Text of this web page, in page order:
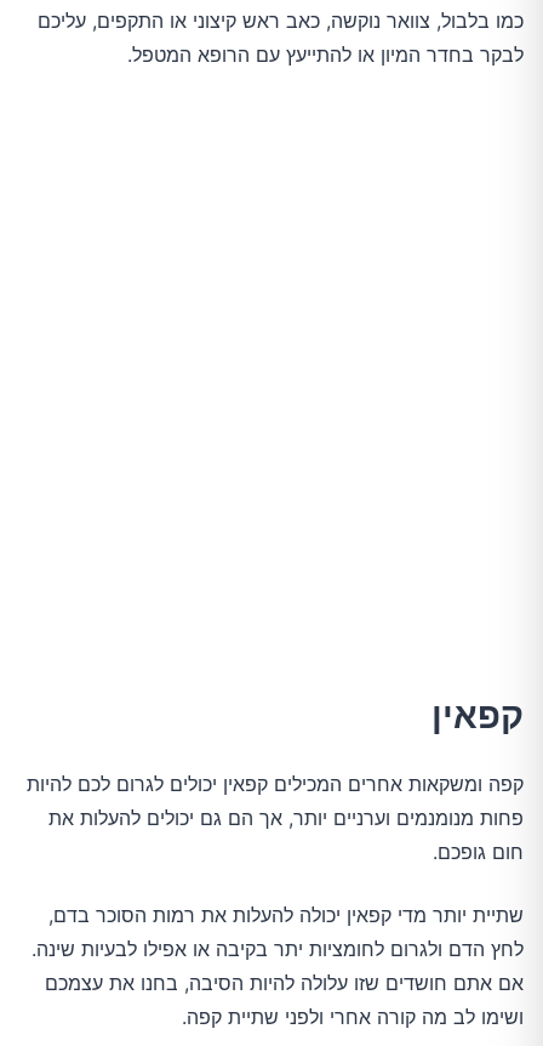
כמו בלבול, צוואר נוקשה, כאב ראש קיצוני או התקפים, עליכם
לבקר בחדר המיון או להתייעץ עם הרופא המטפל.
קפאין
קפה ומשקאות אחרים המכילים קפאין יכולים לגרום לכם להיות
פחות מנומנמים וערניים יותר, אך הם גם יכולים להעלות את
חום גופכם.
שתיית יותר מדי קפאין יכולה להעלות את רמות הסוכר בדם,
לחץ הדם ולגרום לחומציות יתר בקיבה או אפילו לבעיות שינה.
אם אתם חושדים שזו עלולה להיות הסיבה, בחנו את עצמכם
ושימו לב מה קורה אחרי ולפני שתיית קפה.